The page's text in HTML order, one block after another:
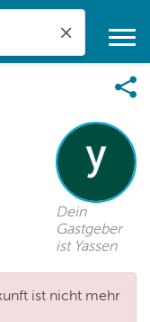
Dein
Gastgeber
ist Yassen
ist nicht mehr